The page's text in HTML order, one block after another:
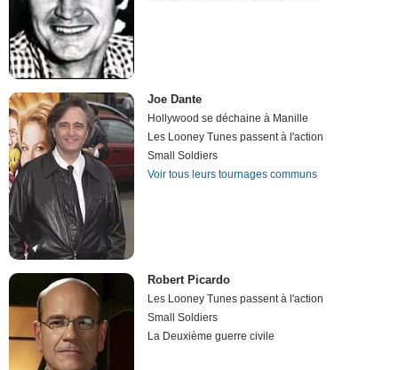
Joe Dante
Hollywood se déchaine à Manille
Les Looney Tunes passent à l'action
Small Soldiers
Voir tous leurs tournages communs
Robert Picardo
Les Looney Tunes passent à l'action
Small Soldiers
La Deuxième guerre civile